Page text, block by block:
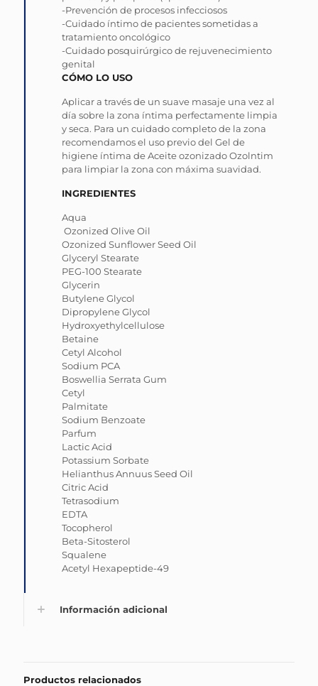
-Prevención de procesos infecciosos
-Cuidado íntimo de pacientes sometidas a
tratamiento oncológico
-Cuidado posquirúrgico de rejuvenecimiento
genital
CÓMO LO USO
Aplicar a través de un suave masaje una vez al
día sobre la zona íntima perfectamente limpia
y seca. Para un cuidado completo de la zona
recomendamos el uso previo del Gel de
higiene íntima de Aceite ozonizado Ozolntim
para limpiar la zona con máxima suavidad.
INGREDIENTES
Aqua
Ozonized Olive Oil
Ozonized Sunflower Seed Oil
Glyceryl Stearate
PEG-100 Stearate
Glycerin
Butylene Glycol
Dipropylene Glycol
Hydroxyethylcellulose
Betaine
Cetyl Alcohol
Sodium PCA
Boswellia Serrata Gum
Cetyl
Palmitate
Sodium Benzoate
Parfum
Lactic Acid
Potassium Sorbate
Helianthus Annuus Seed Oil
Citric Acid
Tetrasodium
EDTA
Tocopherol
Beta-Sitosterol
Squalene
Acetyl Hexapeptide-49
Información adicional
Productos relacionados